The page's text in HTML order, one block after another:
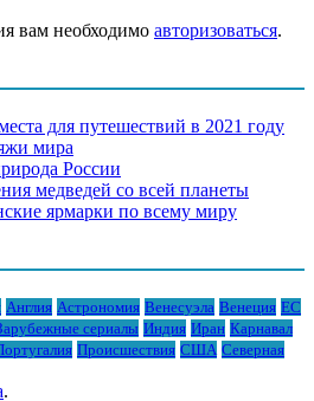
вам необходимо авторизоваться.
для путешествий в 2021 году
мира
России
медведей со всей планеты
ярмарки по всему миру
Англия Астрономия Венесуэла Венеция ЕС
сериалы Индия Иран Карнавал
Происшествия США Северная
.